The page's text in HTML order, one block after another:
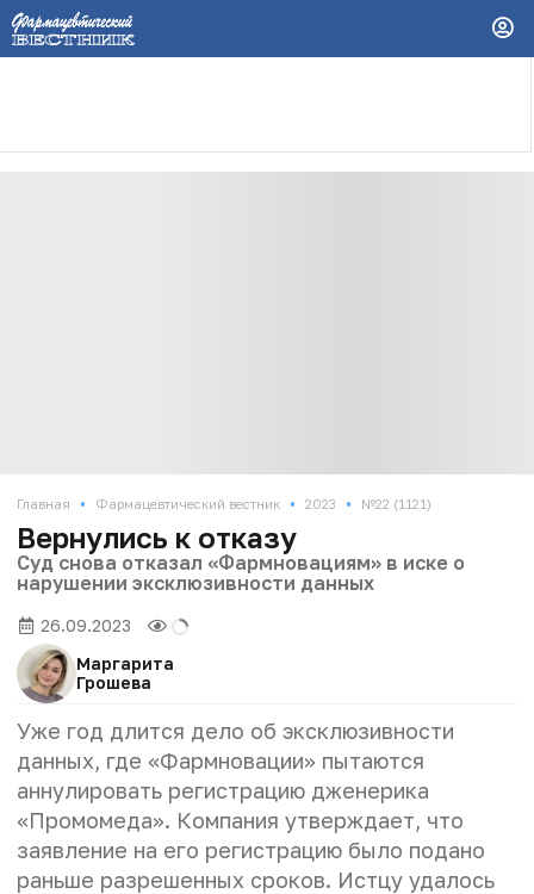
Главная • Фармацевтический вестник • 2023 • №22 (1121)
Вернулись к отказу
Суд снова отказал «Фармновациям» в иске о
нарушении эксклюзивности данных
26.09.2023
Маргарита
Грошева
Уже год длится дело об эксклюзивности
данных, где «Фармновации» пытаются
аннулировать регистрацию дженерика
«Промомеда». Компания утверждает, что
заявление на его регистрацию было подано
раньше разрешенных сроков. Истцу удалось